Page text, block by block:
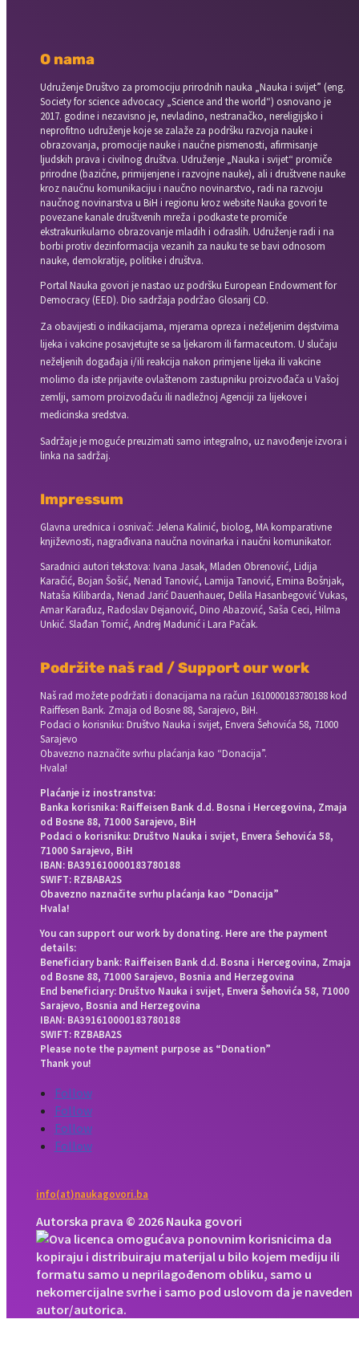
O nama
Udruženje Društvo za promociju prirodnih nauka „Nauka i svijet” (eng.
Society for science advocacy „Science and the world“) osnovano je
2017. godine i nezavisno je, nevladino, nestranačko, nereligijsko i
neprofitno udruženje koje se zalaže za podršku razvoja nauke i
obrazovanja, promocije nauke i naučne pismenosti, afirmisanje
ljudskih prava i civilnog društva. Udruženje „Nauka i svijet“ promiče
prirodne (bazične, primijenjene i razvojne nauke), ali i društvene nauke
kroz naučnu komunikaciju i naučno novinarstvo, radi na razvoju
naučnog novinarstva u BiH i regionu kroz website Nauka govori te
povezane kanale društvenih mreža i podkaste te promiče
ekstrakurikularno obrazovanje mladih i odraslih. Udruženje radi i na
borbi protiv dezinformacija vezanih za nauku te se bavi odnosom
nauke, demokratije, politike i društva.
Portal Nauka govori je nastao uz podršku European Endowment for
Democracy (EED). Dio sadržaja podržao Glosarij CD.
Za obavijesti o indikacijama, mjerama opreza i neželjenim dejstvima
lijeka i vakcine posavjetujte se sa ljekarom ili farmaceutom. U slučaju
neželjenih događaja i/ili reakcija nakon primjene lijeka ili vakcine
molimo da iste prijavite ovlaštenom zastupniku proizvođača u Vašoj
zemlji, samom proizvođaču ili nadležnoj Agenciji za lijekove i
medicinska sredstva.
Sadržaje je moguće preuzimati samo integralno, uz navođenje izvora i
linka na sadržaj.
Impressum
Glavna urednica i osnivač: Jelena Kalinić, biolog, MA komparativne
književnosti, nagrađivana naučna novinarka i naučni komunikator.
Saradnici autori tekstova: Ivana Jasak, Mladen Obrenović, Lidija
Karačić, Bojan Šošić, Nenad Tanović, Lamija Tanović, Emina Bošnjak,
Nataša Kilibarda, Nenad Jarić Dauenhauer, Delila Hasanbegović Vukas,
Amar Karađuz, Radoslav Dejanović, Dino Abazović, Saša Ceci, Hilma
Unkić. Slađan Tomić, Andrej Madunić i Lara Pačak.
Podržite naš rad / Support our work
Naš rad možete podržati i donacijama na račun 1610000183780188 kod
Raiffesen Bank. Zmaja od Bosne 88, Sarajevo, BiH.
Podaci o korisniku: Društvo Nauka i svijet, Envera Šehovića 58, 71000
Sarajevo
Obavezno naznačite svrhu plaćanja kao “Donacija”.
Hvala!
Plaćanje iz inostranstva:
Banka korisnika: Raiffeisen Bank d.d. Bosna i Hercegovina, Zmaja
od Bosne 88, 71000 Sarajevo, BiH
Podaci o korisniku: Društvo Nauka i svijet, Envera Šehovića 58,
71000 Sarajevo, BiH
IBAN: BA391610000183780188
SWIFT: RZBABA2S
Obavezno naznačite svrhu plaćanja kao “Donacija”
Hvala!
You can support our work by donating. Here are the payment
details:
Beneficiary bank: Raiffeisen Bank d.d. Bosna i Hercegovina, Zmaja
od Bosne 88, 71000 Sarajevo, Bosnia and Herzegovina
End beneficiary: Društvo Nauka i svijet, Envera Šehovića 58, 71000
Sarajevo, Bosnia and Herzegovina
IBAN: BA391610000183780188
SWIFT: RZBABA2S
Please note the payment purpose as “Donation”
Thank you!
Follow
Follow
Follow
Follow
info(at)naukagovori.ba
Autorska prava © 2026 Nauka govori